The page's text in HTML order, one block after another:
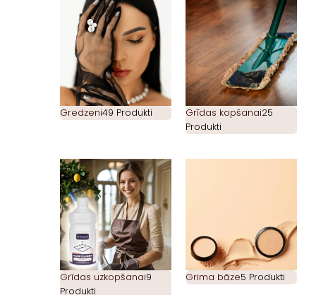
Gredzeni49 Produkti Grīdas kopšanai25
Produkti
Grīdas uzkopšanai9
Produkti
Grima bāze5 Produkti